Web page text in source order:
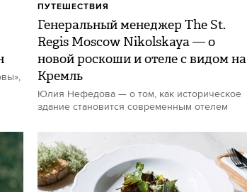
Генеральный менеджер The St.
Regis Moscow Nikolskaya — о
новой роскоши и отеле с видом на
Кремль
Юлия Нефедова — о том, как историческое
здание становится современным отелем
ПУТЕШЕСТВИЯ